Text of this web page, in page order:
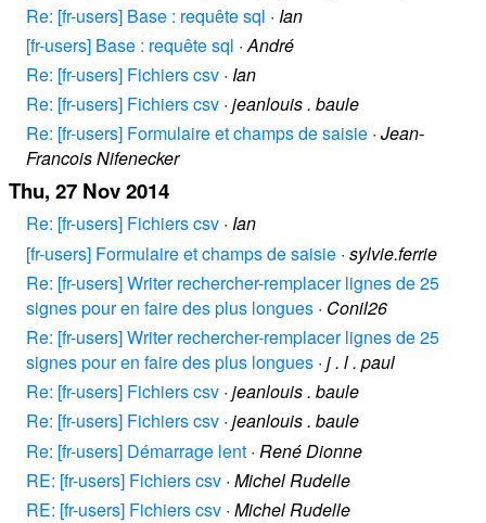
Re: [fr-users] Base : requête sql · Ian
[fr-users] Base : requête sql ·André
Re: [fr-users] Fichiers csv · Ian
Re: [fr-users] Fichiers csv · jeanlouis . baule
Re: [fr-users] Formulaire et champs de saisie · Jean-
Francois Nifenecker
Thu, 27 Nov 2014
Re: [fr-users] Fichiers csv · Ian
[fr-users] Formulaire et champs de saisie · sylvie.ferrie
Re: [fr-users] Writer rechercher-remplacer lignes de 25
signes pour en faire des plus longues · Conil26
Re: [fr-users] Writer rechercher-remplacer lignes de 25
signes pour en faire des plus longues · j . l . paul
Re: [fr-users] Fichiers csv · jeanlouis . baule
Re: [fr-users] Fichiers csv · jeanlouis . baule
Re: [fr-users] Démarrage lent · René Dionne
RE: [fr-users] Fichiers csv · Michel Rudelle
RE: [fr-users] Fichiers csv · Michel Rudelle